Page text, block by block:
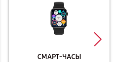
СМАРТ-ЧАСЫ